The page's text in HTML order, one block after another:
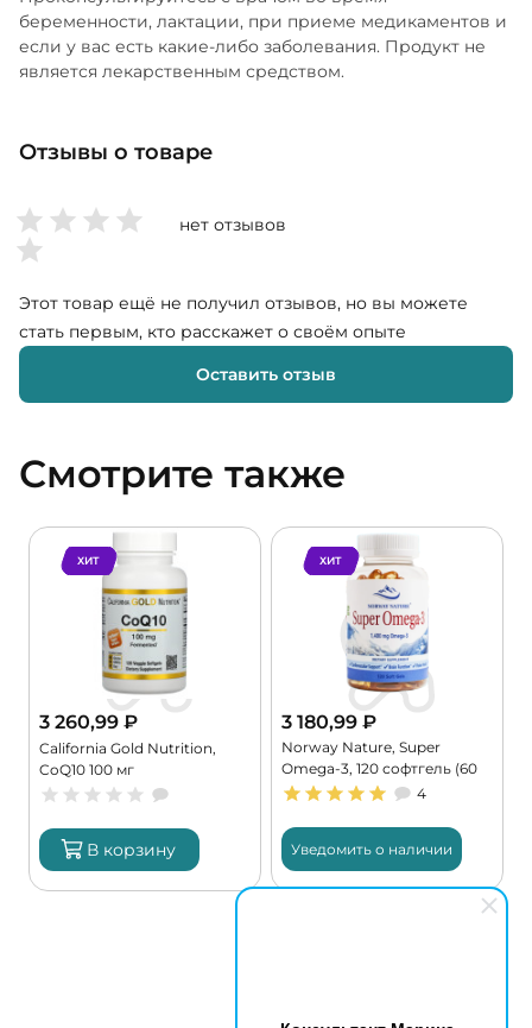
беременности, лактации, при приеме медикаментов и
если у вас есть какие-либо заболевания. Продукт не
является лекарственным средством.
Отзывы о товаре
нет отзывов
Этот товар ещё не получил отзывов, но вы можете
стать первым, кто расскажет о своём опыте
Оставить отзыв
Смотрите также
ХИТ
3 260,99 ₽
California Gold Nutrition,
CoQ10 100 мг
В корзину
ХИТ
3 180,99 ₽
Norway Nature, Super
Omega-3, 120 софтгель (60
порций)
4
Уведомить о наличии